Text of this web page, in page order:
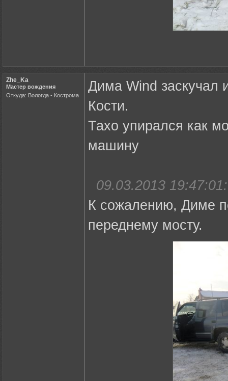
Zhe_Ka
Мастер вождения
Откуда: Вологда - Кострома
Дима Wind заскучал
Кости.
Тахо упирался как
машину
09.03.2013 19:47:01:
К сожалению, Диме
переднему мосту.